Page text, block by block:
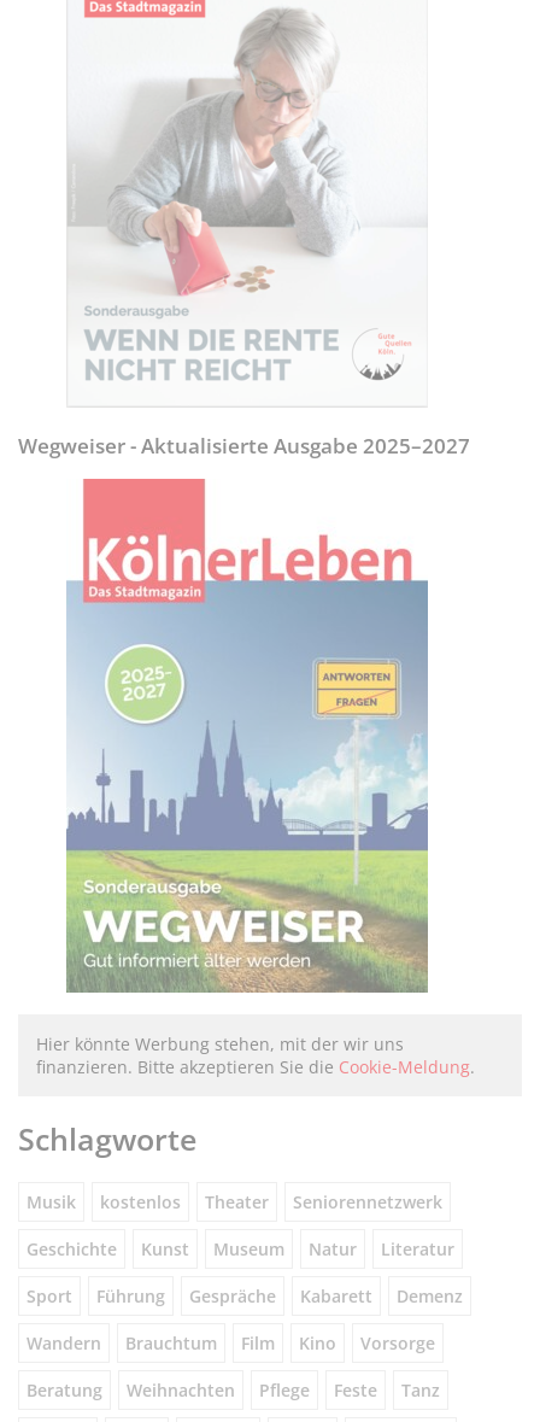
Wegweiser - Aktualisierte Ausgabe 2025–2027
Hier könnte Werbung stehen, mit der wir uns
finanzieren. Bitte akzeptieren Sie die Cookie-Meldung.
Schlagworte
Musik kostenlos Theater Seniorennetzwerk
Geschichte Kunst Museum Natur Literatur
Sport Führung Gespräche Kabarett Demenz
Wandern Brauchtum Film Kino Vorsorge
Beratung Weihnachten Pflege Feste Tanz